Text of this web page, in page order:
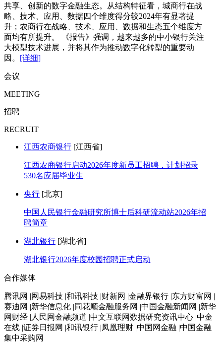
共享、创新的数字金融生态。从结构特征看，城商行在战
略、技术、应用、数据四个维度得分较2024年有显著提
升；农商行在战略、技术、应用、数据和生态五个维度方
面均有所提升。 《报告》强调，越来越多的中小银行关注
大模型技术进展，并将其作为推动数字化转型的重要动
因。 [详细]
会议
MEETING
招聘
RECRUIT
江西农商银行 [江西省]
江西农商银行启动2026年度新员工招聘，计划招录
530名应届毕业生
央行 [北京]
中国人民银行金融研究所博士后科研流动站2026年招
聘简章
湖北银行 [湖北省]
湖北银行2026年度校园招聘正式启动
合作媒体
腾讯网 |网易科技 |和讯科技 |财新网 |金融界银行 |东方财富网 |
赛迪网 |新华信息化 |同花顺金融服务网 |中国金融新闻网 |新华
网财经 |人民网金融频道 |中文互联网数据研究资讯中心 |中金
在线 |证券日报网 |和讯银行 |凤凰理财 |中国网金融 |中国金融
集中采购网